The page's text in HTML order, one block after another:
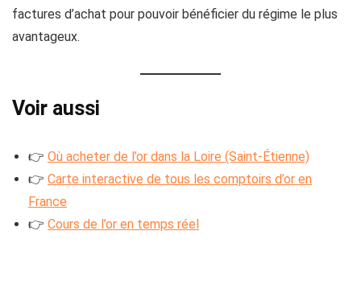
factures d’achat pour pouvoir bénéficier du régime le plus
avantageux.
Voir aussi
👉 Où acheter de l’or dans la Loire (Saint-Étienne)
👉 Carte interactive de tous les comptoirs d’or en
France
👉 Cours de l’or en temps réel